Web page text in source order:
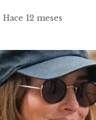
Hace 12 meses